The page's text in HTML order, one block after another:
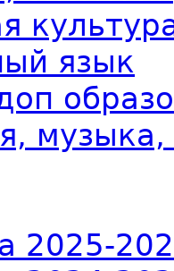
язык
2025-